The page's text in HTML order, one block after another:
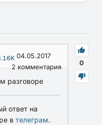
0
04.05.2017
2комментария
разговоре
ответ на
в телеграм.